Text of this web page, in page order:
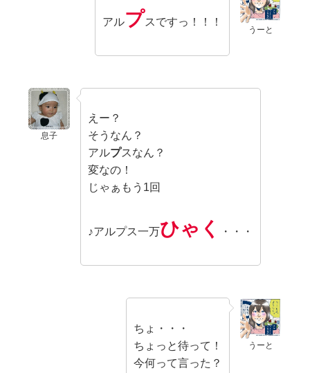
うーと
アルプスですっ！！！
息子
えー？
そうなん？
アルプスなん？
変なの！
じゃぁもう1回
♪アルプス一万ひゃく ・・・
うーと
ちょ・・・
ちょっと待って！
今何って言った？